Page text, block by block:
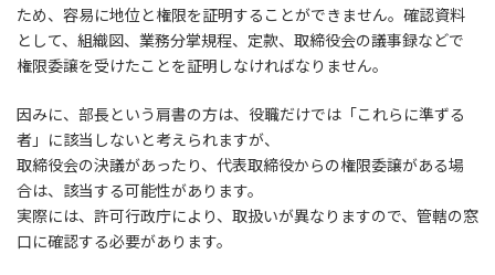
ため、容易に地位と権限を証明することができません。確認資料
として、組織図、業務分掌規程、定款、取締役会の議事録などで
権限委譲を受けたことを証明しなければなりません。
因みに、部長という肩書の方は、役職だけでは「これらに準ずる
者」に該当しないと考えられますが、
取締役会の決議があったり、代表取締役からの権限委譲がある場
合は、該当する可能性があります。
実際には、許可行政庁により、取扱いが異なりますので、管轄の窓
口に確認する必要があります。